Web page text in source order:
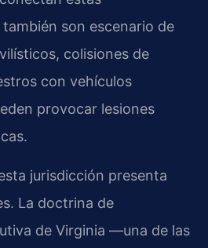
son escenario de
colisiones de
con vehículos
provocar lesiones
jurisdicción presenta
La doctrina de
de Virginia —una de las